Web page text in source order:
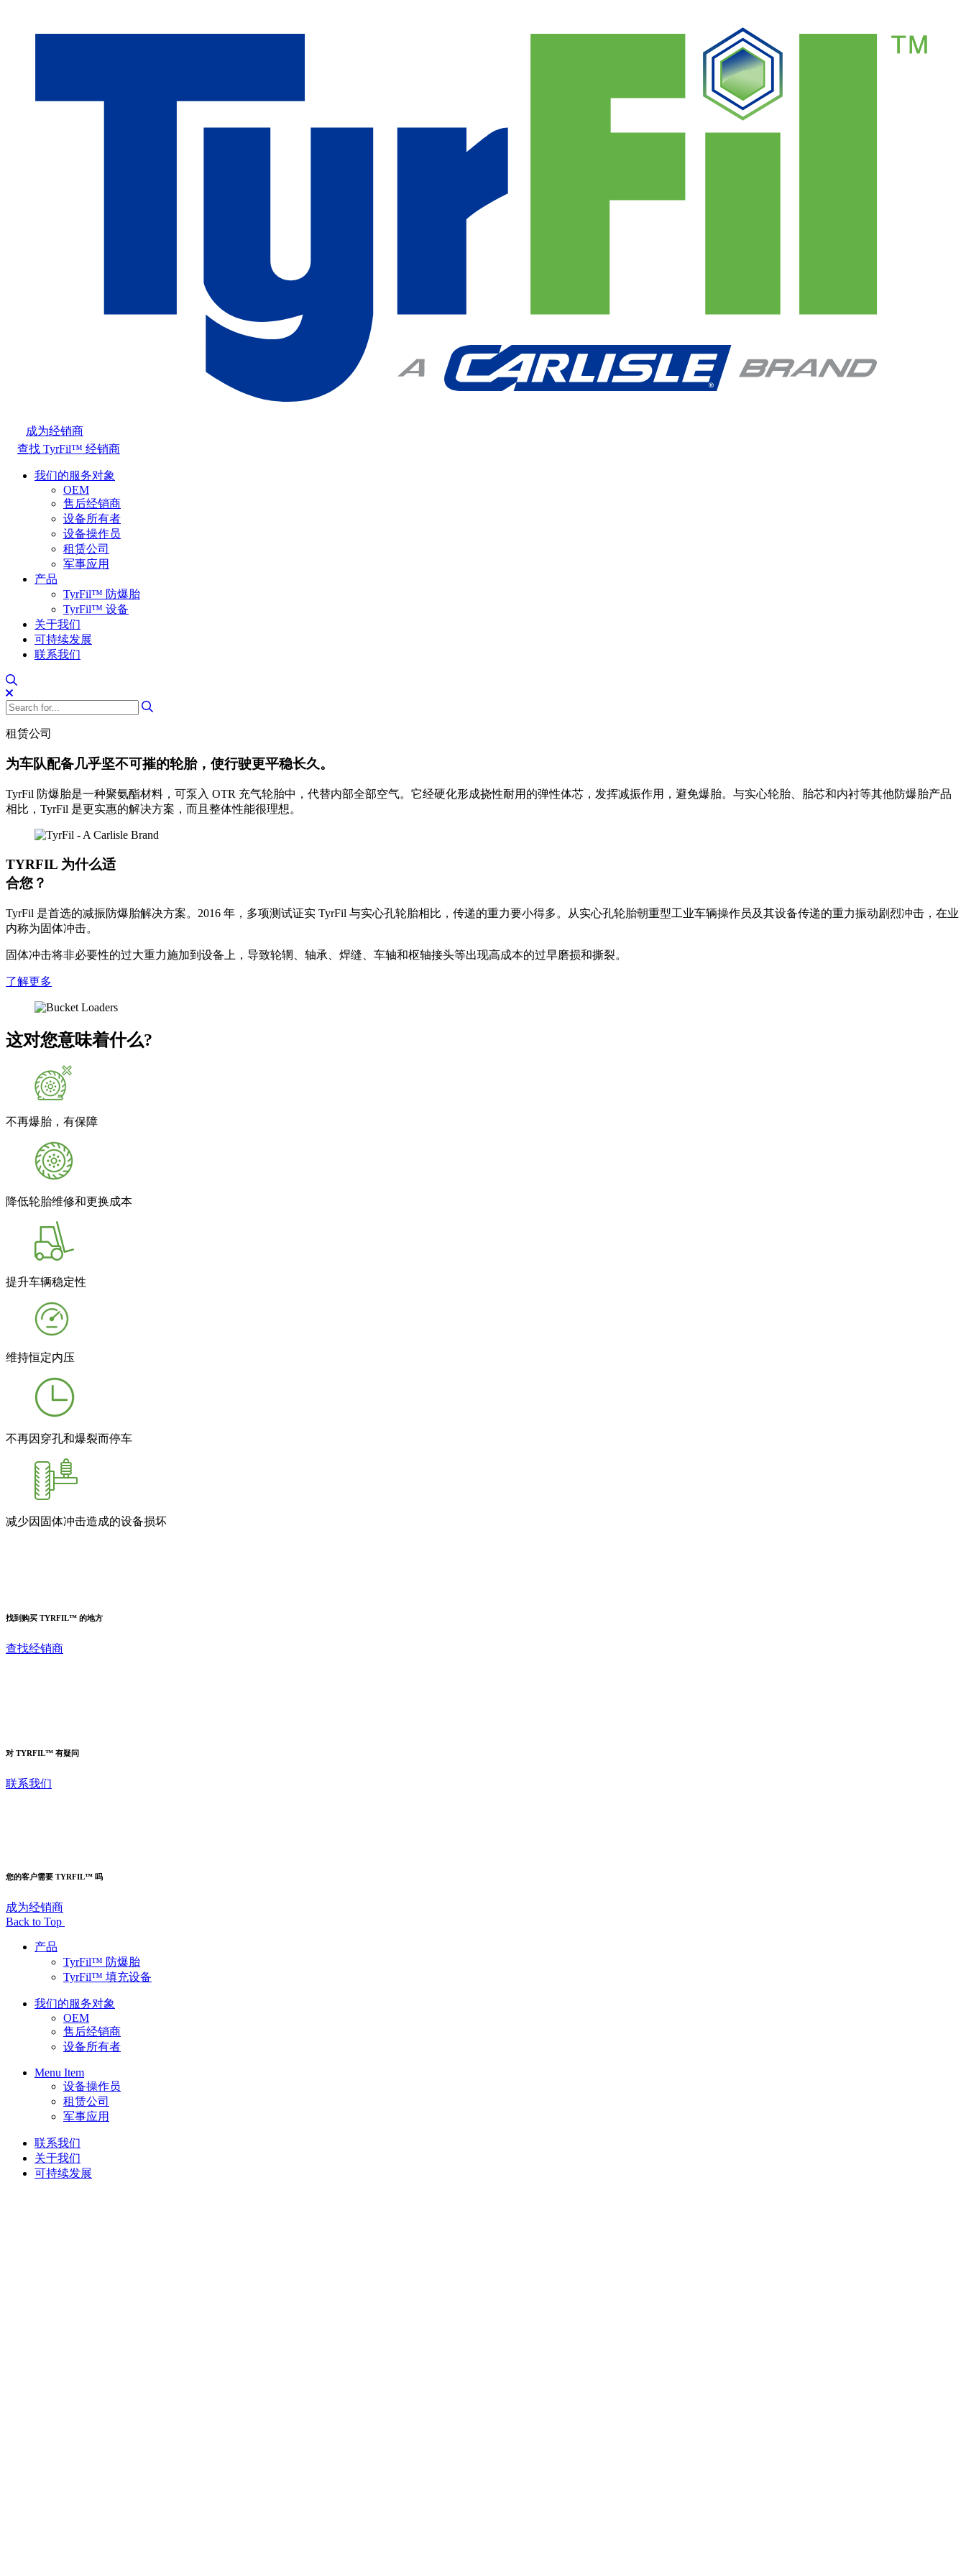
成为经销商
查找 TyrFil™ 经销商
我们的服务对象
OEM
售后经销商
设备所有者
设备操作员
租赁公司
军事应用
产品
TyrFil™ 防爆胎
TyrFil™ 设备
关于我们
可持续发展
联系我们
租赁公司
为车队配备几乎坚不可摧的轮胎，使行驶更平稳长久。
TyrFil 防爆胎是一种聚氨酯材料，可泵入 OTR 充气轮胎中，代替内部全部空气。它经硬化形成挠性耐用的弹性体芯，发挥减振作用，避免爆胎。与实心轮胎、胎芯和内衬等其他防爆胎产品
相比，TyrFil 是更实惠的解决方案，而且整体性能很理想。
TYRFIL 为什么适
合您？
TyrFil 是首选的减振防爆胎解决方案。2016 年，多项测试证实 TyrFil 与实心孔轮胎相比，传递的重力要小得多。从实心孔轮胎朝重型工业车辆操作员及其设备传递的重力振动剧烈冲击，在业
内称为固体冲击。
固体冲击将非必要性的过大重力施加到设备上，导致轮辋、轴承、焊缝、车轴和枢轴接头等出现高成本的过早磨损和撕裂。
了解更多
这对您意味着什么?
不再爆胎，有保障
降低轮胎维修和更换成本
提升车辆稳定性
维持恒定内压
不再因穿孔和爆裂而停车
减少因固体冲击造成的设备损坏
找到购买 TYRFIL™ 的地方
查找经销商
对 TYRFIL™ 有疑问
联系我们
您的客户需要 TYRFIL™ 吗
成为经销商
Back to Top
产品
TyrFil™ 防爆胎
TyrFil™ 填充设备
我们的服务对象
OEM
售后经销商
设备所有者
Menu Item
设备操作员
租赁公司
军事应用
联系我们
关于我们
可持续发展